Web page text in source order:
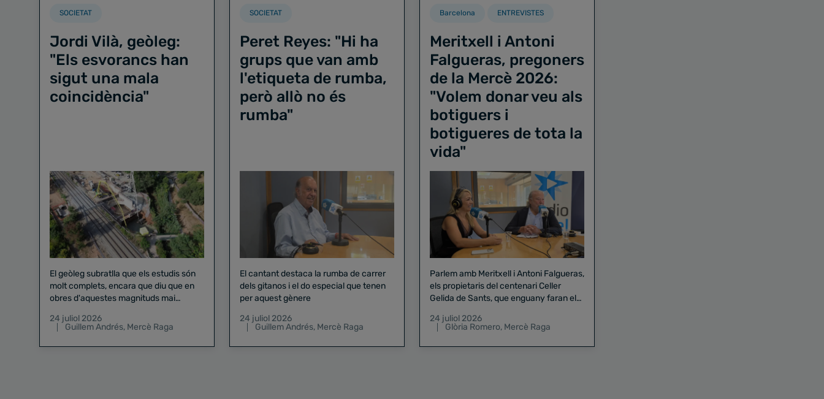
SOCIETAT
Jordi Vilà, geòleg:
"Els esvorancs han
sigut una mala
coincidència"
El geòleg subratlla que els estudis són
molt complets, encara que diu que en
obres d'aquestes magnituds mai
24 juliol 2026
Guillem Andrés, Mercè Raga
SOCIETAT
Peret Reyes: "Hi ha
grups que van amb
l'etiqueta de rumba,
però allò no és
rumba"
El cantant destaca la rumba de carrer
dels gitanos i el do especial que tenen
per aquest gènere
24 juliol 2026
Guillem Andrés, Mercè Raga
Barcelona ENTREVISTES
Meritxell i Antoni
Falgueras, pregoners
de la Mercè 2026:
"Volem donar veu als
botiguers i
botigueres de tota la
vida"
Parlem amb Meritxell i Antoni Falgueras,
els propietaris del centenari Celler
Gelida de Sants, que enguany faran el
24 juliol 2026
Glòria Romero, Mercè Raga